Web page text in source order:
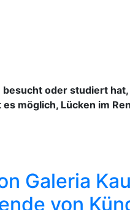
besucht oder studiert
möglich, Lücken im
Galeria
von